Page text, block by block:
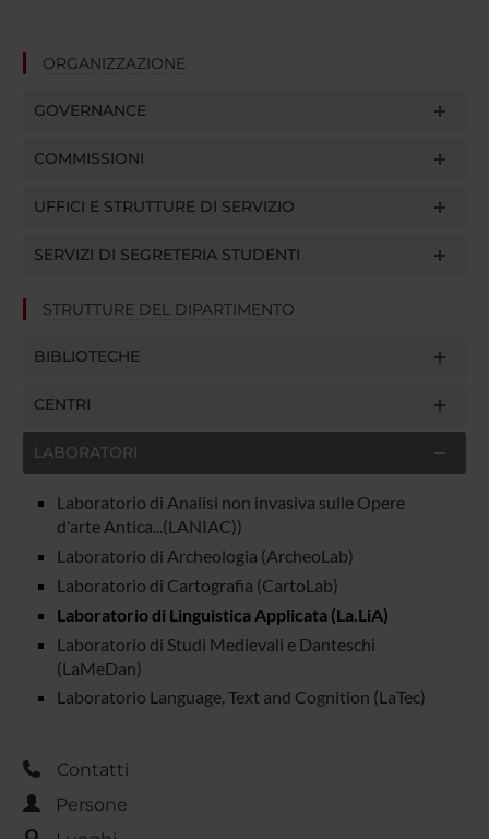
ORGANIZZAZIONE
GOVERNANCE
COMMISSIONI
UFFICI E STRUTTURE DI SERVIZIO
SERVIZI DI SEGRETERIA STUDENTI
STRUTTURE DEL DIPARTIMENTO
BIBLIOTECHE
CENTRI
LABORATORI
Laboratorio di Analisi non invasiva sulle Opere
d'arte Antica...(LANIAC))
Laboratorio di Archeologia (ArcheoLab)
Laboratorio di Cartografia (CartoLab)
Laboratorio di Linguistica Applicata (La.LiA)
Laboratorio di Studi Medievali e Danteschi
(LaMeDan)
Laboratorio Language, Text and Cognition (LaTec)
Contatti
Persone